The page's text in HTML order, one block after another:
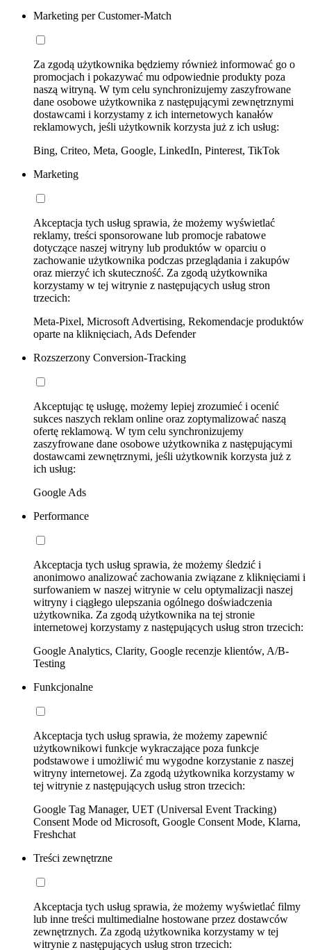
Marketing per Customer-Match
Za zgodą użytkownika będziemy również informować go o
promocjach i pokazywać mu odpowiednie produkty poza
naszą witryną. W tym celu synchronizujemy zaszyfrowane
dane osobowe użytkownika z następującymi zewnętrznymi
dostawcami i korzystamy z ich internetowych kanałów
reklamowych, jeśli użytkownik korzysta już z ich usług:
Bing, Criteo, Meta, Google, LinkedIn, Pinterest, TikTok
Marketing
Akceptacja tych usług sprawia, że możemy wyświetlać
reklamy, treści sponsorowane lub promocje rabatowe
dotyczące naszej witryny lub produktów w oparciu o
zachowanie użytkownika podczas przeglądania i zakupów
oraz mierzyć ich skuteczność. Za zgodą użytkownika
korzystamy w tej witrynie z następujących usług stron
trzecich:
Meta-Pixel, Microsoft Advertising, Rekomendacje produktów
oparte na kliknięciach, Ads Defender
Rozszerzony Conversion-Tracking
Akceptując tę usługę, możemy lepiej zrozumieć i ocenić
sukces naszych reklam online oraz zoptymalizować naszą
ofertę reklamową. W tym celu synchronizujemy
zaszyfrowane dane osobowe użytkownika z następującymi
dostawcami zewnętrznymi, jeśli użytkownik korzysta już z
ich usług:
Google Ads
Performance
Akceptacja tych usług sprawia, że możemy śledzić i
anonimowo analizować zachowania związane z kliknięciami i
surfowaniem w naszej witrynie w celu optymalizacji naszej
witryny i ciągłego ulepszania ogólnego doświadczenia
użytkownika. Za zgodą użytkownika na tej stronie
internetowej korzystamy z następujących usług stron trzecich:
Google Analytics, Clarity, Google recenzje klientów, A/B-
Testing
Funkcjonalne
Akceptacja tych usług sprawia, że możemy zapewnić
użytkownikowi funkcje wykraczające poza funkcje
podstawowe i umożliwić mu wygodne korzystanie z naszej
witryny internetowej. Za zgodą użytkownika korzystamy w
tej witrynie z następujących usług stron trzecich:
Google Tag Manager, UET (Universal Event Tracking)
Consent Mode od Microsoft, Google Consent Mode, Klarna,
Freshchat
Treści zewnętrzne
Akceptacja tych usług sprawia, że możemy wyświetlać filmy
lub inne treści multimedialne hostowane przez dostawców
zewnętrznych. Za zgodą użytkownika korzystamy w tej
witrynie z następujących usług stron trzecich: